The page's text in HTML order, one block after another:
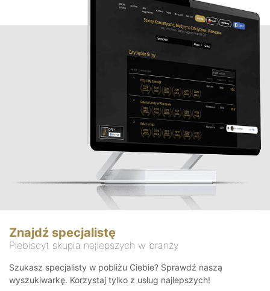
Znajdź specjalistę
Plebiscyt skupia najlepszych w branży
Szukasz specjalisty w pobliżu Ciebie? Sprawdź naszą
wyszukiwarkę. Korzystaj tylko z usług najlepszych!